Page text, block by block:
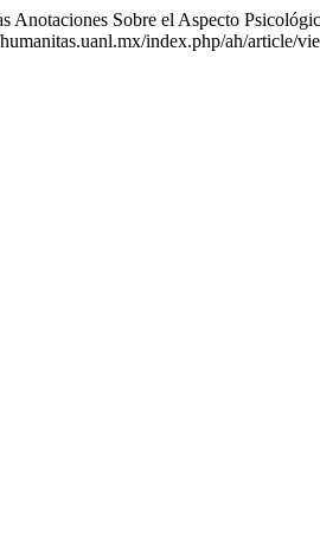
Anotaciones Sobre el Aspecto
index.php/ah/article/